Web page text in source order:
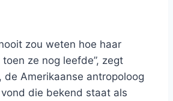
zou weten hoe haar
ze nog leefde”, zegt
de Amerikaanse antropoloog
die bekend staat als